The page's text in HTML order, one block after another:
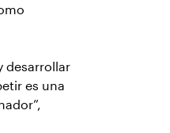
desarrollar
es una